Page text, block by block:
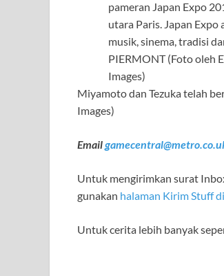
Miyamoto dan Tezuka telah
Images)
Email
Untuk mengirimkan surat
gunakan halaman Kirim Stuff
Untuk cerita lebih banyak